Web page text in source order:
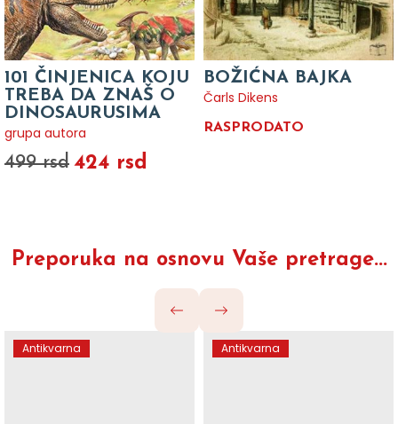
101 ČINJENICA KOJU
TREBA DA ZNAŠ O
DINOSAURUSIMA
grupa autora
499 rsd 424 rsd
BOŽIĆNA BAJKA
Čarls Dikens
RASPRODATO
Preporuka na osnovu Vaše pretrage...
Antikvarna Antikvarna